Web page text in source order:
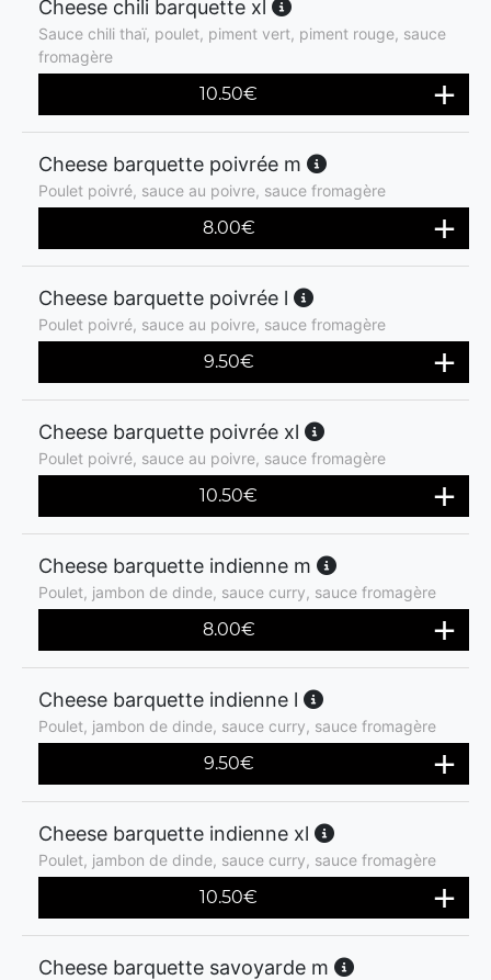
Cheese chili barquette xl
Sauce chili thaï, poulet, piment vert, piment rouge, sauce
fromagère
10.50€
Cheese barquette poivrée m
Poulet poivré, sauce au poivre, sauce fromagère
8.00€
Cheese barquette poivrée l
Poulet poivré, sauce au poivre, sauce fromagère
9.50€
Cheese barquette poivrée xl
Poulet poivré, sauce au poivre, sauce fromagère
10.50€
Cheese barquette indienne m
Poulet, jambon de dinde, sauce curry, sauce fromagère
8.00€
Cheese barquette indienne l
Poulet, jambon de dinde, sauce curry, sauce fromagère
9.50€
Cheese barquette indienne xl
Poulet, jambon de dinde, sauce curry, sauce fromagère
10.50€
Cheese barquette savoyarde m